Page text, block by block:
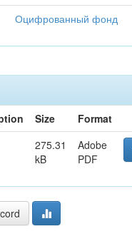
Оцифрованный фонд
Size
Format
275.31
kB
Adobe
PDF